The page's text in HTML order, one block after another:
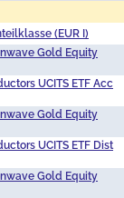
(EUR I)
Gold Equity
UCITS ETF Acc
Gold Equity
UCITS ETF Dist
Gold Equity